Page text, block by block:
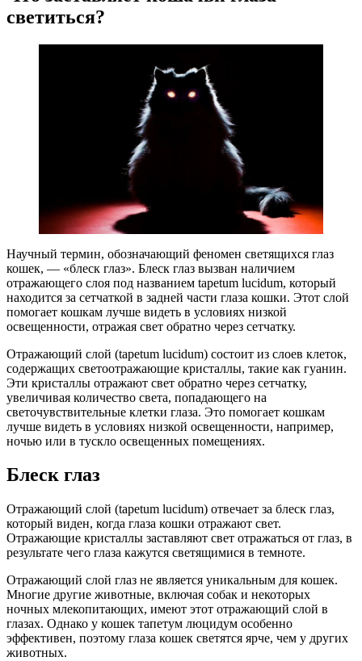
светиться?
Научный термин, обозначающий феномен светящихся глаз
кошек, — «блеск глаз». Блеск глаз вызван наличием
отражающего слоя под названием tapetum lucidum, который
находится за сетчаткой в задней части глаза кошки. Этот слой
помогает кошкам лучше видеть в условиях низкой
освещенности, отражая свет обратно через сетчатку.
Отражающий слой (tapetum lucidum) состоит из слоев клеток,
содержащих светоотражающие кристаллы, такие как гуанин.
Эти кристаллы отражают свет обратно через сетчатку,
увеличивая количество света, попадающего на
светочувствительные клетки глаза. Это помогает кошкам
лучше видеть в условиях низкой освещенности, например,
ночью или в тускло освещенных помещениях.
Блеск глаз
Отражающий слой (tapetum lucidum) отвечает за блеск глаз,
который виден, когда глаза кошки отражают свет.
Отражающие кристаллы заставляют свет отражаться от глаз, в
результате чего глаза кажутся светящимися в темноте.
Отражающий слой глаз не является уникальным для кошек.
Многие другие животные, включая собак и некоторых
ночных млекопитающих, имеют этот отражающий слой в
глазах. Однако у кошек тапетум люцидум особенно
эффективен, поэтому глаза кошек светятся ярче, чем у других
животных.